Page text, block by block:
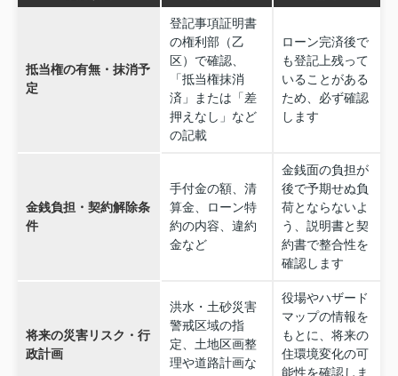
抵当権の有無・抹消予
定
登記事項証明書
の権利部（乙
区）で確認、
「抵当権抹消
済」または「差
押えなし」など
の記載
ローン完済後で
も登記上残って
いることがある
ため、必ず確認
します
金銭負担・契約解除条
件
手付金の額、清
算金、ローン特
約の内容、違約
金など
金銭面の負担が
後で予期せぬ負
荷とならないよ
う、説明書と契
約書で整合性を
確認します
将来の災害リスク・行
政計画
洪水・土砂災害
警戒区域の指
定、土地区画整
理や道路計画な
役場やハザード
マップの情報を
もとに、将来の
住環境変化の可
能性を確認しま